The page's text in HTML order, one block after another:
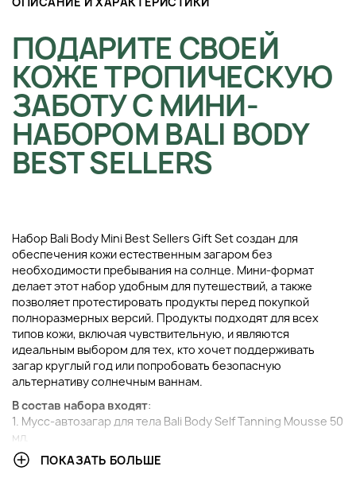
ПОДАРИТЕ СВОЕЙ
КОЖЕ ТРОПИЧЕСКУЮ
ЗАБОТУ С МИНИ-
НАБОРОМ BALI BODY
BEST SELLERS
Набор Bali Body Mini Best Sellers Gift Set создан для
обеспечения кожи естественным загаром без
необходимости пребывания на солнце. Мини-формат
делает этот набор удобным для путешествий, а также
позволяет протестировать продукты перед покупкой
полноразмерных версий. Продукты подходят для всех
типов кожи, включая чувствительную, и являются
идеальным выбором для тех, кто хочет поддерживать
загар круглый год или попробовать безопасную
альтернативу солнечным ваннам.
В состав набора входят:
1. Мусс-автозагар для тела Bali Body Self Tanning Mousse 50
мл.
2. Сыворотка-автозагар для тела Bali Body Self Tan Body
Serum 50 мл
ПОКАЗАТЬ БОЛЬШЕ